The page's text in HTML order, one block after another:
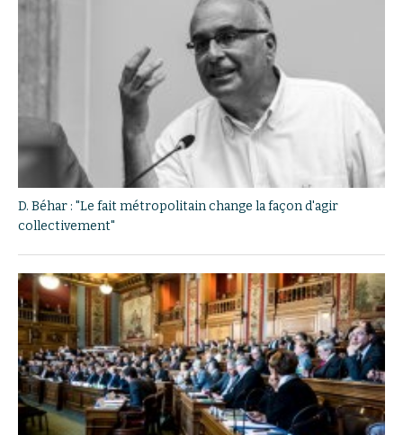
D. Béhar : "Le fait métropolitain change la façon d'agir
collectivement"